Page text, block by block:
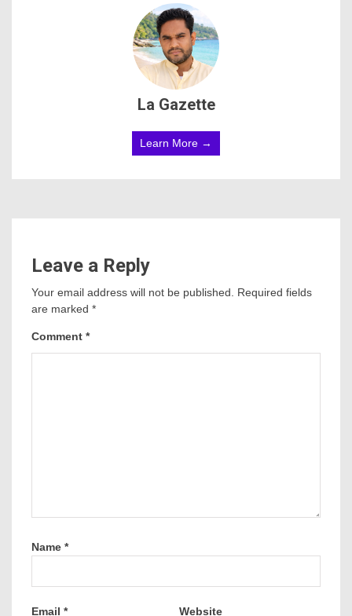
La Gazette
Learn More →
Leave a Reply
Your email address will not be published.
Required fields
are marked *
Comment *
Name *
Email * Website